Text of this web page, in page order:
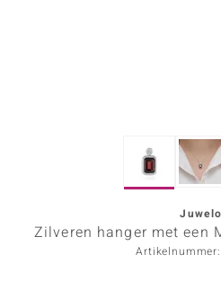
Juwelo
Zilveren hanger met een